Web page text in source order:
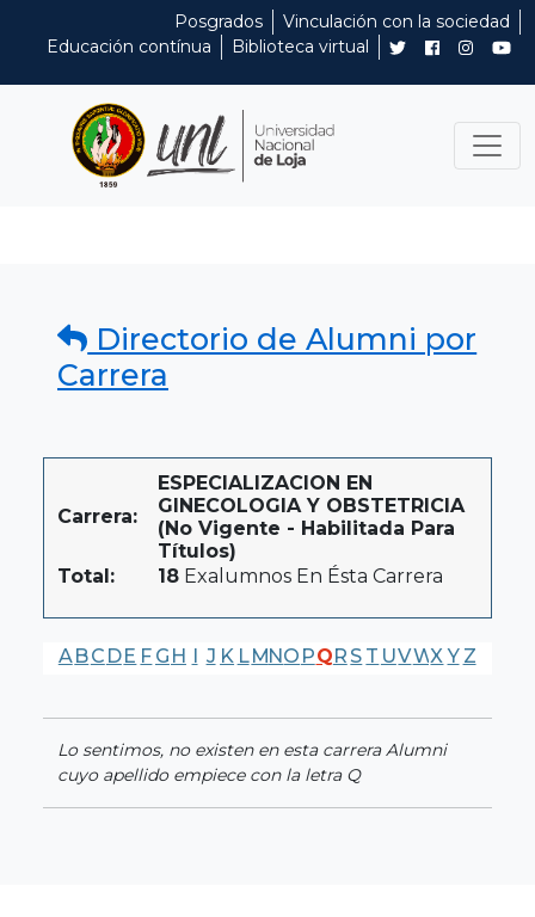
Posgrados
Vinculación con la sociedad
Educación contínua
Biblioteca virtual
Directorio de Alumni por
Carrera
Carrera:
ESPECIALIZACION EN
GINECOLOGIA Y OBSTETRICIA
(No Vigente - Habilitada Para
Títulos)
Total:
18 Exalumnos En Ésta Carrera
A BC DE F G H I J K LMNO PQR S T UVWX Y Z
Lo sentimos, no existen en esta carrera Alumni
cuyo apellido empiece con la letra Q